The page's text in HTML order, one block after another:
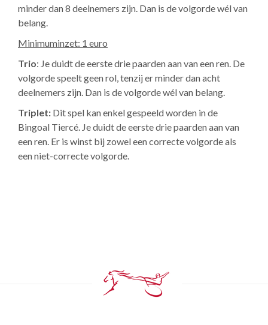
minder dan 8 deelnemers zijn. Dan is de volgorde wél van
belang.
Minimuminzet: 1 euro
Trio: Je duidt de eerste drie paarden aan van een ren. De
volgorde speelt geen rol, tenzij er minder dan acht
deelnemers zijn. Dan is de volgorde wél van belang.
Triplet: Dit spel kan enkel gespeeld worden in de
Bingoal Tiercé. Je duidt de eerste drie paarden aan van
een ren. Er is winst bij zowel een correcte volgorde als
een niet-correcte volgorde.